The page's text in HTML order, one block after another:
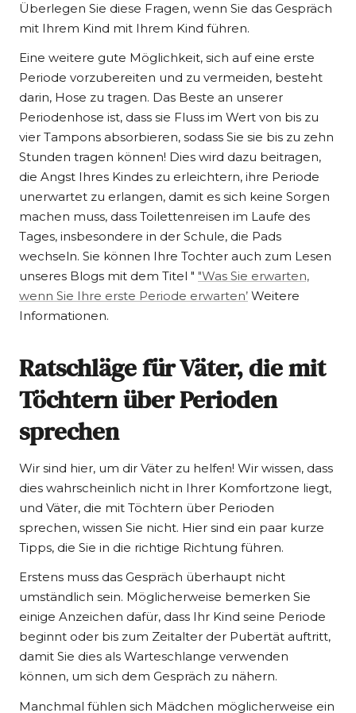
Überlegen Sie diese Fragen, wenn Sie das Gespräch
mit Ihrem Kind mit Ihrem Kind führen.
Eine weitere gute Möglichkeit, sich auf eine erste
Periode vorzubereiten und zu vermeiden, besteht
darin, Hose zu tragen. Das Beste an unserer
Periodenhose ist, dass sie Fluss im Wert von bis zu
vier Tampons absorbieren, sodass Sie sie bis zu zehn
Stunden tragen können! Dies wird dazu beitragen,
die Angst Ihres Kindes zu erleichtern, ihre Periode
unerwartet zu erlangen, damit es sich keine Sorgen
machen muss, dass Toilettenreisen im Laufe des
Tages, insbesondere in der Schule, die Pads
wechseln. Sie können Ihre Tochter auch zum Lesen
unseres Blogs mit dem Titel " "Was Sie erwarten,
wenn Sie Ihre erste Periode erwarten’ Weitere
Informationen.
Ratschläge für Väter, die mit
Töchtern über Perioden
sprechen
Wir sind hier, um dir Väter zu helfen! Wir wissen, dass
dies wahrscheinlich nicht in Ihrer Komfortzone liegt,
und Väter, die mit Töchtern über Perioden
sprechen, wissen Sie nicht. Hier sind ein paar kurze
Tipps, die Sie in die richtige Richtung führen.
Erstens muss das Gespräch überhaupt nicht
umständlich sein. Möglicherweise bemerken Sie
einige Anzeichen dafür, dass Ihr Kind seine Periode
beginnt oder bis zum Zeitalter der Pubertät auftritt,
damit Sie dies als Warteschlange verwenden
können, um sich dem Gespräch zu nähern.
Manchmal fühlen sich Mädchen möglicherweise ein